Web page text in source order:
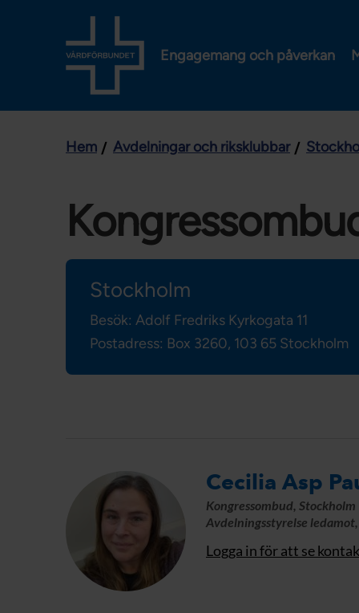
Engagemang och påverkan
Hem Avdelningar och riksklubbar
Stockholm
Besök: Adolf Fredriks Kyrkogata 11
Postadress: Box 3260, 103 65 Stockholm
Cecilia Asp
Kongressombud, Stockholm
Avdelningsstyrelse
Logga in för att se